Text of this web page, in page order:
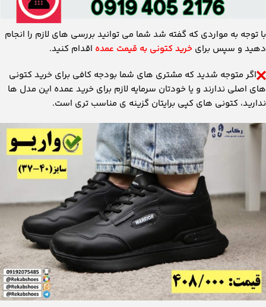
با توجه به مواردی که گفته شد شما می توانید بررسی های لازم را انجام
دهید و سپس برای خرید کتونی به قیمت عمده اقدام کنید.
اگر متوجه شدید که مشتری های شما بودجه کافی برای خرید کتونی
های اصلی ندارند و یا خودتان سرمایه لازم برای خرید عمده این مدل ها
ندارید، کتونی های کپی برایتان گزینه ی مناسب تری است.